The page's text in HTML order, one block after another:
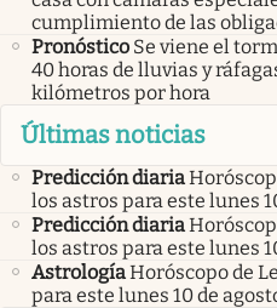
cumplimiento de las
Pronóstico Se viene el
40 horas de lluvias y
kilómetros por hora
Últimas noticias
Predicción diaria
los astros para este lunes
Predicción diaria
los astros para este lunes
AstrologíaHoróscopo de
para este lunes 10 de